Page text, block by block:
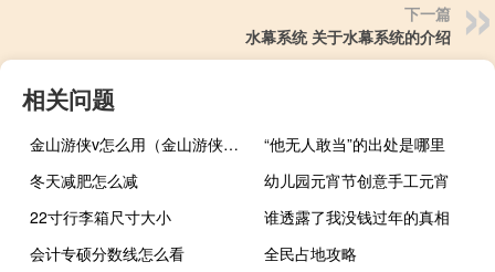
下一篇
水幕系统 关于水幕系统的介绍
相关问题
金山游侠v怎么用（金山游侠v序列号）
“他无人敢当”的出处是哪里
冬天减肥怎么减
幼儿园元宵节创意手工元宵
22寸行李箱尺寸大小
谁透露了我没钱过年的真相
会计专硕分数线怎么看
全民占地攻略